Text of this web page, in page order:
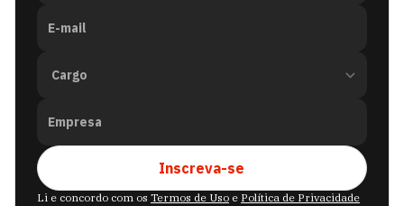
E-mail
Empresa
Inscreva-se
Li e concordo com os Termos de Uso e Política de Privacidade